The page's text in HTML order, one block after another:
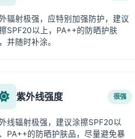
辐射极强，应特别加强防护，建议
SPF20以上，PA++的防晒护肤
并随时补涂。
紫外线强度 很强
线辐射极强，建议涂擦SPF20以
、PA++的防晒护肤品，尽量避免暴